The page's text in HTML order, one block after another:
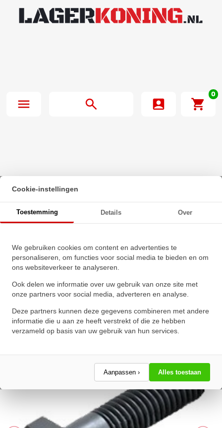
0
Beginpagina·
Zeskanttapbout Deeldraad DIN 931 M33x280mm 10.9
Onbehandeld
Cookie-instellingen
Toestemming Details Over
We gebruiken cookies om content en advertenties te
personaliseren, om functies voor social media te bieden en om
ons websiteverkeer te analyseren.
Ook delen we informatie over uw gebruik van onze site met
onze partners voor social media, adverteren en analyse.
Deze partners kunnen deze gegevens combineren met andere
informatie die u aan ze heeft verstrekt of die ze hebben
verzameld op basis van uw gebruik van hun services.
Aanpassen › Alles toestaan
Zeskanttapbout Deeldraad DIN
931 M33x280mm 10.9
Onbehandeld
Schrijf een review!